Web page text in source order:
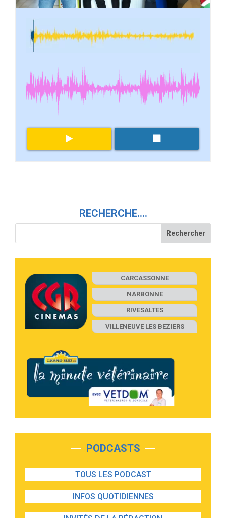
RECHERCHE….
CARCASSONNE
NARBONNE
RIVESALTES
VILLENEUVE LES BEZIERS
PODCASTS
TOUS LES PODCAST
INFOS QUOTIDIENNES